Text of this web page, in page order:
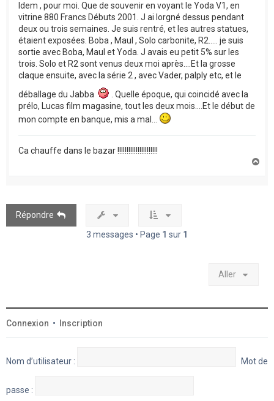
Idem , pour moi. Que de souvenir en voyant le Yoda V1, en
vitrine 880 Francs Débuts 2001. J ai lorgné dessus pendant
deux ou trois semaines. Je suis rentré, et les autres statues,
étaient exposées. Boba , Maul , Solo carbonite, R2..... je suis
sortie avec Boba, Maul et Yoda. J avais eu petit 5% sur les
trois. Solo et R2 sont venus deux moi après....Et la grosse
claque ensuite, avec la série 2 , avec Vader, palply etc, et le
déballage du Jabba
. Quelle époque, qui coincidé avec la
prélo, Lucas film magasine, tout les deux mois....Et le début de
mon compte en banque, mis a mal...
Ca chauffe dans le bazar !!!!!!!!!!!!!!!!!!!!!!
Répondre
3 messages • Page 1 sur 1
Aller
Connexion • Inscription
Nom d’utilisateur : Mot de
passe :